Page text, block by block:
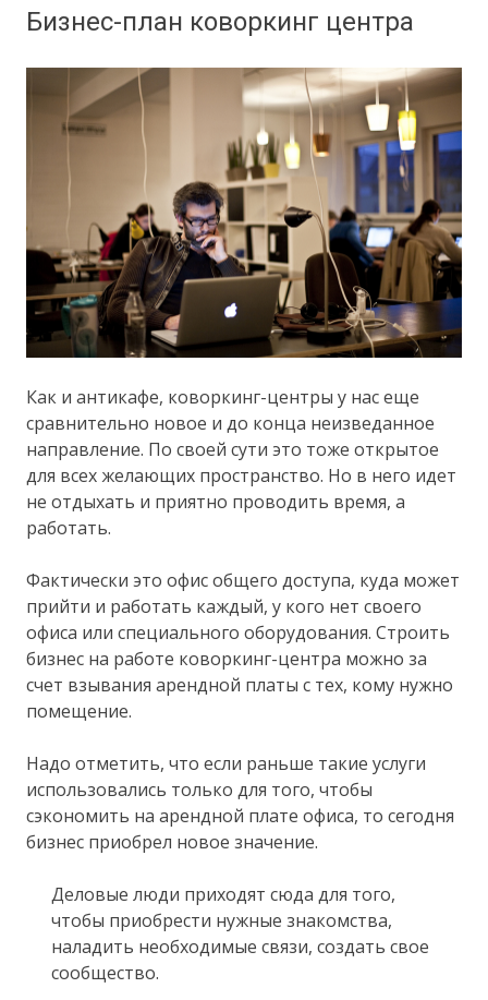
Бизнес-план коворкинг центра
Как и антикафе, коворкинг-центры у нас еще
сравнительно новое и до конца неизведанное
направление. По своей сути это тоже открытое
для всех желающих пространство. Но в него идет
не отдыхать и приятно проводить время, а
работать.
Фактически это офис общего доступа, куда может
прийти и работать каждый, у кого нет своего
офиса или специального оборудования. Строить
бизнес на работе коворкинг-центра можно за
счет взывания арендной платы с тех, кому нужно
помещение.
Надо отметить, что если раньше такие услуги
использовались только для того, чтобы
сэкономить на арендной плате офиса, то сегодня
бизнес приобрел новое значение.
Деловые люди приходят сюда для того,
чтобы приобрести нужные знакомства,
наладить необходимые связи, создать свое
сообщество.